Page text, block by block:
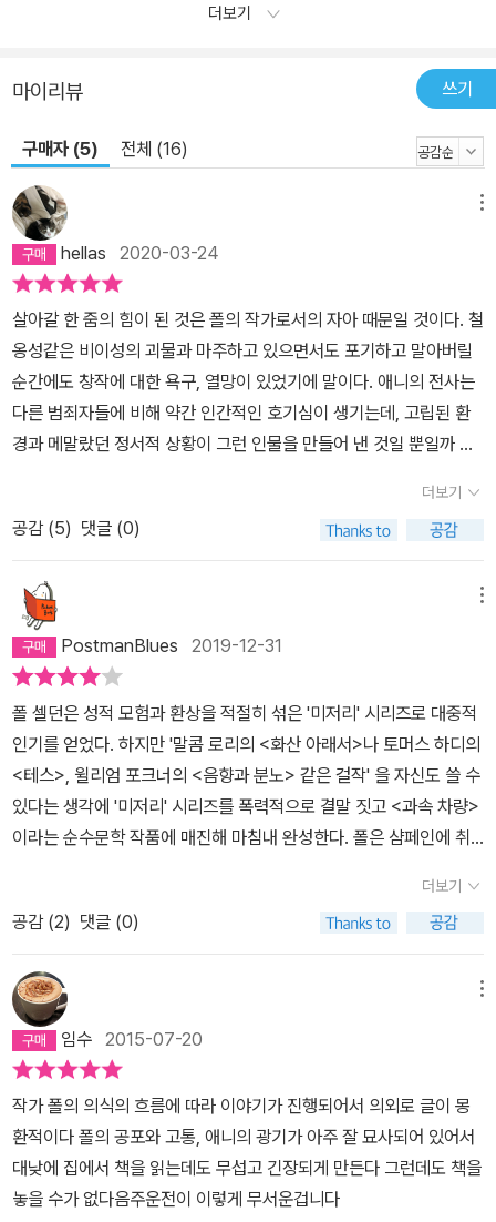
더보기
마이리뷰 쓰기
구매자 (5) 전체 (16)
hellas 2020-03-24
살아갈 한 줌의 힘이 된 것은 폴의 작가로서의 자아 때문일 것이다. 철
옹성같은 비이성의 괴물과 마주하고 있으면서도 포기하고 말아버릴
순간에도 창작에 대한 욕구, 열망이 있었기에 말이다. 애니의 전사는
다른 범죄자들에 비해 약간 인간적인 호기심이 생기는데, 고립된 환
경과 메말랐던 정서적 상황이 그런 인물을 만들어 낸 것일 뿐일까 하
금만 들춰봐도 폴의 고통이 훤히 드러나서 두번 보기는 괴로운 책이
다.남은 일생을 애니라는 괴물의 기억과 함께 해나가야 할 예민한 감
성의 작가에 대한 무한한 안쓰러움이 밀려왔다.- 처음으로 폴 셸던의
마음 속에 너무나 또렷한 생각이 떠올랐다. ‘큰일 났다. 이 여자는 제
정신이 아니야!‘ - 33- 글쓰기가 고통을 불러일으키는 것이 아니다.
고통이 작가로 하여금 글을 쓰게 하는 것이다. - 몽테뉴- ˝진작 타자
기를 바꿔 줬어야 하는 건데.˝애니는 정말로 미안해하는 기색이었다.
눈가에 눈물이 맺혔다. 폴은 가끔씩 찾아오는 그런 순간이 어느 때보
다도 소름 끼친다고 생각했다. 그럴 때면 어린 시절에 올바른 교육 환
경에서 자랐거나 몸속에 자리잡은 얄궂고도 작은 내분비선들이 뿜어
댄 신경물질들이 조금이라도 덜 해로운 것이었더라면 좀 더 나은 생
활을 하고 있을지도 모르는 여인의 모습이 보이기 때문이었다. 환경
도 좋고 해로운 신경 물질도 덜했더라면. - 511- 위크스는 잠시 말을
멈추고 자기가 느끼는 상반된 감정들을 어떻게 하면 더 잘 표현할 수
절히 느낀 감정은 경이롭다고까지 할 만한 놀라움이었다. 이렇게까지
심한 몰골로 망가진 남자가 여태 살아남을 수 있었다니. 위크스는 자
신의 심정을 정확히 표현할 말을 찾지 못했다. ˝그 사람이 우리를 보
더니만 울기 시작했어.˝그는 말하고나서 뒷말을 조금 덧붙였다. ˝그는
나를 보고 계속 다윗이라고 부르더군. 왜 그랫는지는 나도 모르지만.˝
- 5432019. Nov.
더보기
공감 (5) 댓글 (0)
PostmanBlues 2019-12-31
폴 셀던은 성적 모험과 환상을 적절히 섞은 '미저리' 시리즈로 대중적
인기를 얻었다. 하지만 '말콤 로리의 <화산 아래서>나 토머스 하디의
<테스>, 윌리엄 포크너의 <음향과 분노> 같은 걸작' 을 자신도 쓸 수
있다는 생각에 '미저리' 시리즈를 폭력적으로 결말 짓고 <과속 차량>
이라는 순수문학 작품에 매진해 마침내 완성한다. 폴은 샴페인에 취
만나 차량이 전복되는 사고를 당한다. 심한 부상으로 의식불명이 된
폴을 구한 이는 애니 윌킨스라는 거구의 여성이었는데, 알고 보니 그
녀는 폴의 '넘버 원' 구독자였다.그런데 한 때 간호사였던 것 같은 애
니는 폴에게 이런저런 응급치료를 해주고 약도 주었지만 정작 병원에
는 데려가지 않는데... 폴은 차츰 그녀가 정상이 아니라는 것, 나아가
대량 살인에 연루된 여자라는 사실을 깨닫고 공포에 사로 잡힌다. 다
리가 완전히 부숴져 휠체어 신세를 질 수밖에 없는 폴은 애니를 위해
죽어버린 미저리를 되살려 내고 새로운 미저리 시리즈를 집필해야만
한다. 폴은 자신이 애니의 감정 상태와 감정 주기에 좀더 능숙하게 맞
춰 가고 있음을 깨달았다. 애니가 고장 난 시계라도 되는 듯 폴은 애니
의 째깍 소리 하나에도 예민하게 반응했다. 폴은 살기 위해 애니의 비
더보기
공감 (2) 댓글 (0)
임수 2015-07-20
작가 폴의 의식의 흐름에 따라 이야기가 진행되어서 의외로 글이 몽
환적이다 폴의 공포와 고통, 애니의 광기가 아주 잘 묘사되어 있어서
대낮에 집에서 책을 읽는데도 무섭고 긴장되게 만든다 그런데도 책을
놓을 수가 없다음주운전이 이렇게 무서운겁니다